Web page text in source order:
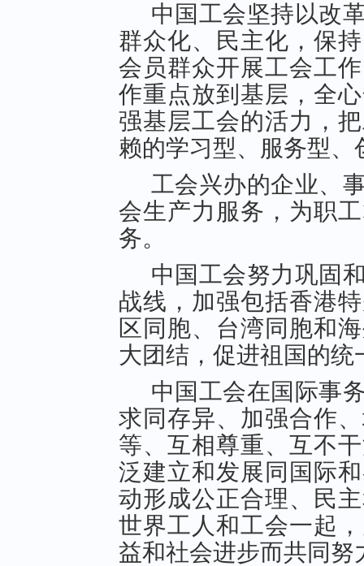
中国工会坚持以改
群众化、民主化，保
会员群众开展工会工
作重点放到基层，全
强基层工会的活力，
赖的学习型、服务型、
工会兴办的企业、
会生产力服务，为职
务。
中国工会努力巩固
战线，加强包括香港
区同胞、台湾同胞和
大团结，促进祖国的
中国工会在国际事
求同存异、加强合作
等、互相尊重、互不
泛建立和发展同国际
动形成公正合理、民
世界工人和工会一起
益和社会进步而共同努